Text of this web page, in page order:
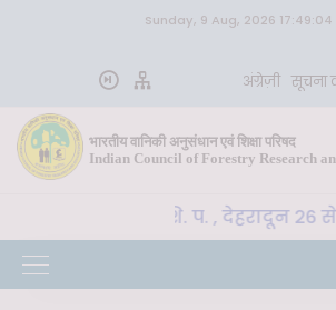
Sunday, 9 Aug, 2026 17:49:04
अंग्रेज़ी सूचना
भारतीय वानिकी अनुसंधान एवं शिक्षा परिषद
Indian Council of Forestry Research
SLM, भा. वा. अ. शि. प. , देहरादून 26 से